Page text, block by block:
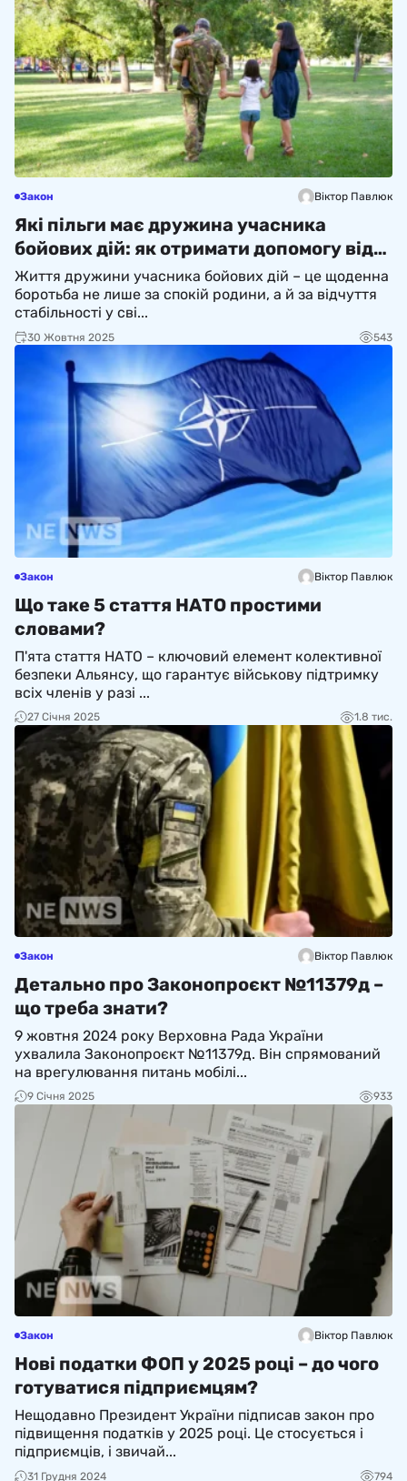
Закон Віктор Павлюк
Які пільги має дружина учасника
бойових дій: як отримати допомогу від
держави
Життя дружини учасника бойових дій – це щоденна
боротьба не лише за спокій родини, а й за відчуття
стабільності у сві...
30 Жовтня 2025 543
Закон Віктор Павлюк
Що таке 5 стаття НАТО простими
словами?
П'ята стаття НАТО – ключовий елемент колективної
безпеки Альянсу, що гарантує військову підтримку
всіх членів у разі ...
27 Січня 2025 1.8 тис.
Закон Віктор Павлюк
Детально про Законопроєкт №11379д –
що треба знати?
9 жовтня 2024 року Верховна Рада України
ухвалила Законопроєкт №11379д. Він спрямований
на врегулювання питань мобілі...
9 Січня 2025 933
Закон Віктор Павлюк
Нові податки ФОП у 2025 році – до чого
готуватися підприємцям?
Нещодавно Президент України підписав закон про
підвищення податків у 2025 році. Це стосується і
підприємців, і звичай...
31 Грудня 2024 794